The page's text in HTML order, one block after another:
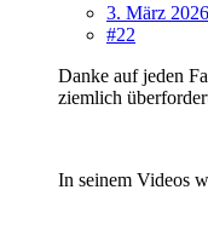
3. März
#22
Danke auf jeden
ziemlich
In seinem Videos